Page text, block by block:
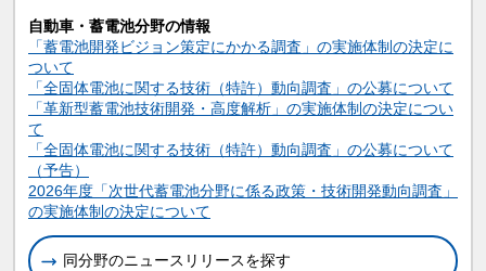
自動車・蓄電池分野の情報
「蓄電池開発ビジョン策定にかかる調査」の実施体制の決定に
ついて
「全固体電池に関する技術（特許）動向調査」の公募について
「革新型蓄電池技術開発・高度解析」の実施体制の決定につい
て
「全固体電池に関する技術（特許）動向調査」の公募について
（予告）
2026年度「次世代蓄電池分野に係る政策・技術開発動向調査」
の実施体制の決定について
同分野のニュースリリースを探す